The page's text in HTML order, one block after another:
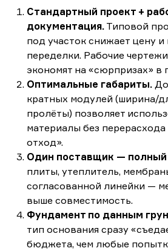
Стандартный проект +
документация. Типовой
под участок снижает цену и
переделки. Рабочие
экономят на «сюрпризах» в
Оптимальные габариты.
кратных модулей (ширина/
пролёты) позволяет
материалы без перерасхода
отход».
Один поставщик — полный
плиты, утеплитель,
согласованной линейки —
выше совместимость.
Фундамент по данным
тип основания сразу
бюджета, чем любые